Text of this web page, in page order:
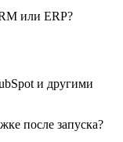
или ERP?
и другими
после запуска?